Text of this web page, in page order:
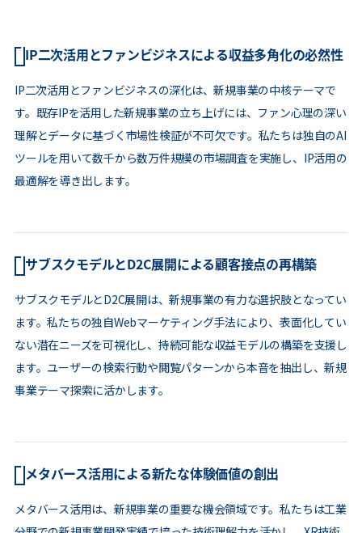
IP二次活用とファンビジネスによる収益多角化の必然性
IP二次活用とファンビジネスの深化は、新規事業の中核テーマで
す。既存IPを活用した新規事業の立ち上げには、ファン心理の深い
理解とデータに基づく市場性検証が不可欠です。私たちは独自のAI
ツールを用いて数千から数万件規模の市場調査を実施し、IP活用の
最適解を導き出します。
サブスクモデルとD2C展開による顧客接点の再構築
サブスクモデルとD2C展開は、新規事業の有力な選択肢となってい
ます。私たちの独自Webマーケティング手法により、表面化してい
ない潜在ニーズを可視化し、持続可能な収益モデルの構築を支援し
ます。ユーザーの検索行動や閲覧パターンから本音を抽出し、新規
事業テーマ探索に活かします。
メタバース活用による新たな体験価値の創出
メタバース活用は、新規事業の重要な機会領域です。私たちは工業